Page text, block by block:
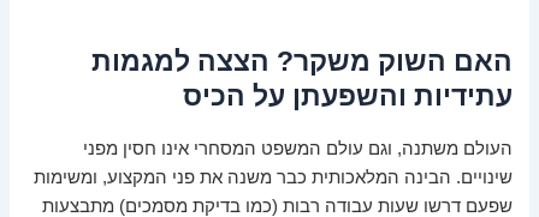
האם השוק משקר? הצצה למגמות
עתידיות והשפעתן על הכיס
העולם משתנה, וגם עולם המשפט המסחרי אינו חסין מפני
שינויים. הבינה המלאכותית כבר משנה את פני המקצוע, ומשימות
שפעם דרשו שעות עבודה רבות (כמו בדיקת מסמכים) מתבצעות